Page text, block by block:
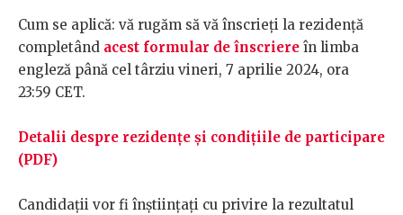
Cum se aplică: vă rugăm să vă înscrieți la rezidență
completând acest formular de înscriere în limba
engleză până cel târziu vineri, 7 aprilie 2024, ora
23:59 CET.
Detalii despre rezidențe și condițiile de participare
(PDF)
Candidații vor fi înștiințați cu privire la rezultatul